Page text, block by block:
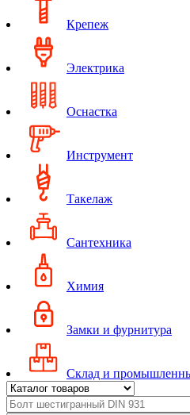
Крепеж
Электрика
Оснастка
Инструмент
Такелаж
Сантехника
Химия
Замки и фурнитура
Склад и